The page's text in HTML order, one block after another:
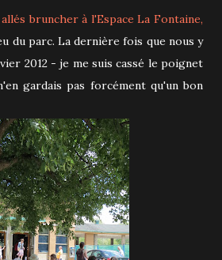
bruncher à l'Espace La Fontaine,
du parc. La dernière fois que nous y
2012 - je me suis cassé le poignet
gardais pas forcément qu'un bon